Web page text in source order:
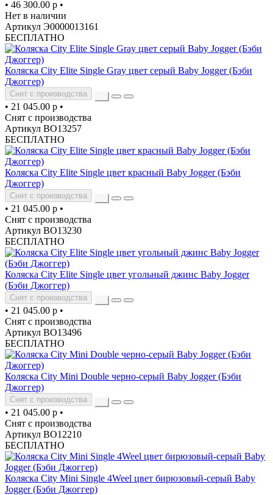
• 46 300.00 р •
Нет в наличии
Артикул Э0000013161
БЕСПЛАТНО
Коляска City Elite Single Gray цвет серый Baby Jogger (Бэби
Джоггер)
Снят с производства
• 21 045.00 р •
Снят с производства
Артикул ВО13257
БЕСПЛАТНО
Коляска City Elite Single цвет красный Baby Jogger (Бэби
Джоггер)
Снят с производства
• 21 045.00 р •
Снят с производства
Артикул ВО13230
БЕСПЛАТНО
Коляска City Elite Single цвет угольный джинс Baby Jogger
(Бэби Джоггер)
Снят с производства
• 21 045.00 р •
Снят с производства
Артикул ВО13496
БЕСПЛАТНО
Коляска City Mini Double черно-серый Baby Jogger (Бэби
Джоггер)
Снят с производства
• 21 045.00 р •
Снят с производства
Артикул ВО12210
БЕСПЛАТНО
Коляска City Mini Single 4Weel цвет бирюзовый-серый Baby
Jogger (Бэби Джоггер)